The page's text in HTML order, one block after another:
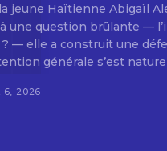
jeune Haïtienne Abigaïl
à une question brûlante —
— elle a construit une
générale s’est
6, 2026